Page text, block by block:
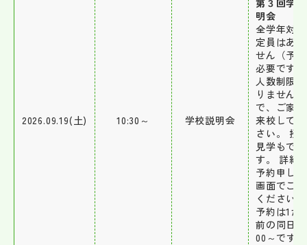
2026.09.19(土) 10:30～ 学校説明会
第３回学
明会
全学年対象
定員はあ
せん（予
必要です
人数制限
りませんの
で、ご家
来校して
さい。 授
見学もで
す。 詳細
予約申し
画面でご
ください。
予約は1か
前の同日9
00～です。